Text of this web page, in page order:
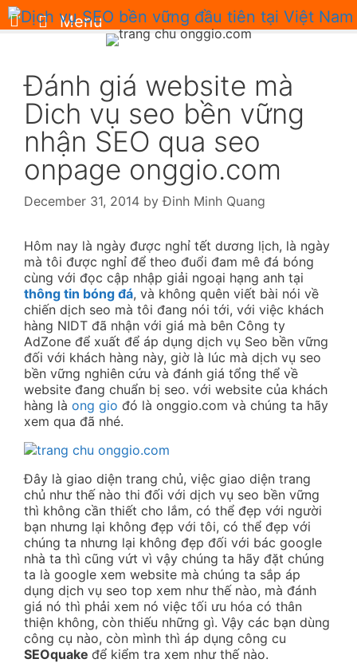
Skip
to
Menu
Đánh giá website mà
Dich vụ seo bền vững
nhận SEO qua seo
onpage onggio.com
December 31, 2014 byĐinh Minh Quang
Hôm nay là ngày được nghỉ tết dương lịch, là ngày
mà tôi được nghỉ để theo đuổi đam mê đá bóng
cùng với đọc cập nhập giải ngoại hạng anh tại
thông tin bóng đá, và không quên viết bài nói về
chiến dịch seo mà tôi đang nói tới, với việc khách
hàng NIDT đã nhận với giá mà bên Công ty
AdZone để xuất để áp dụng dịch vụ Seo bền vững
đối với khách hàng này, giờ là lúc mà dịch vụ seo
bền vững nghiên cứu và đánh giá tổng thể về
website đang chuẩn bị seo. với website của khách
hàng là ong gio đó là onggio.com và chúng ta hãy
xem qua đã nhé.
Đây là giao diện trang chủ, việc giao diện trang
chủ như thế nào thi đối với dịch vụ seo bền vững
thì không cần thiết cho lắm, có thể đẹp với người
bạn nhưng lại không đẹp với tôi, có thể đẹp với
chúng ta nhưng lại không đẹp đối với bác google
nhà ta thì cũng vứt vì vậy chúng ta hãy đặt chúng
ta là google xem website mà chúng ta sắp áp
dụng dịch vụ seo top xem như thế nào, mà đánh
giá nó thì phải xem nó việc tối ưu hóa có thân
thiện không, còn thiếu những gì. Vậy các bạn dùng
công cụ nào, còn mình thì áp dụng công cu
SEOquake để kiểm tra xem như thế nào.